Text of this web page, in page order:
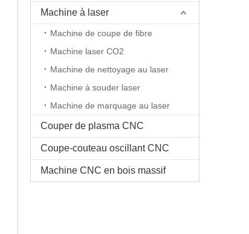
Machine à laser
Machine de coupe de fibre
Machine laser CO2
Machine de nettoyage au laser
Machine à souder laser
Machine de marquage au laser
Couper de plasma CNC
Coupe-couteau oscillant CNC
Machine CNC en bois massif